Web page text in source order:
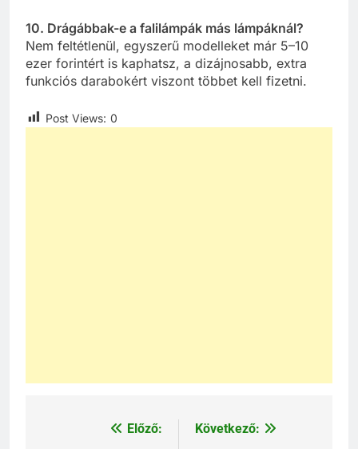
10. Drágábbak-e a falilámpák más lámpáknál?
Nem feltétlenül, egyszerű modelleket már 5–10
ezer forintért is kaphatsz, a dizájnosabb, extra
funkciós darabokért viszont többet kell fizetni.
Post Views: 0
BejegyzésElőző:
Következő: